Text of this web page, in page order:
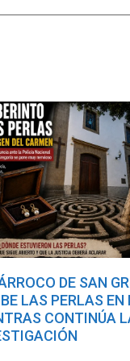
DE SAN
LAS PERLAS EN
CONTINÚA